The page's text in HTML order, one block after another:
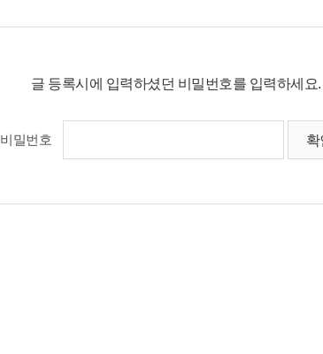
글 등록시에 입력하셨던 비밀번호를 입력하세요.
비밀번호